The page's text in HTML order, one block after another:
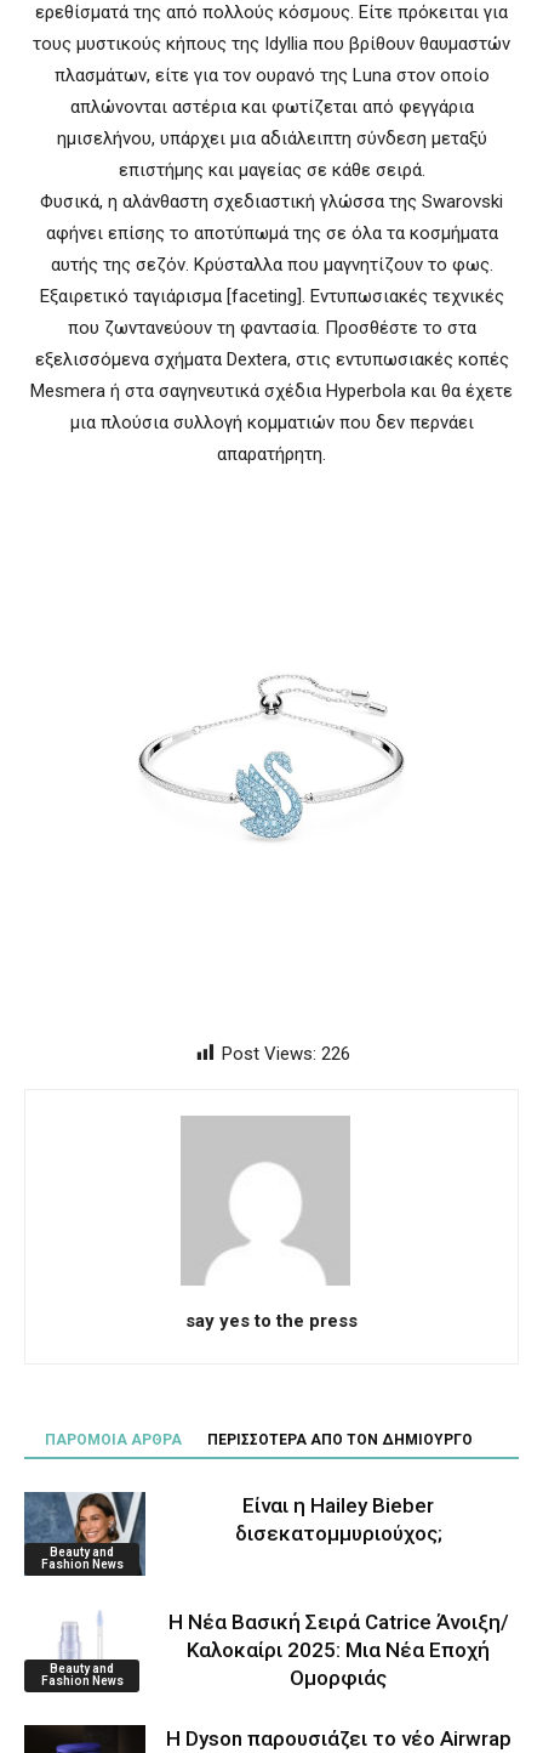
ερεθίσματά της από πολλούς κόσμους. Είτε πρόκειται για
τους μυστικούς κήπους της Idyllia που βρίθουν θαυμαστών
πλασμάτων, είτε για τον ουρανό της Luna στον οποίο
απλώνονται αστέρια και φωτίζεται από φεγγάρια
ημισελήνου, υπάρχει μια αδιάλειπτη σύνδεση μεταξύ
επιστήμης και μαγείας σε κάθε σειρά.
Φυσικά, η αλάνθαστη σχεδιαστική γλώσσα της Swarovski
αφήνει επίσης το αποτύπωμά της σε όλα τα κοσμήματα
αυτής της σεζόν. Κρύσταλλα που μαγνητίζουν το φως.
Εξαιρετικό ταγιάρισμα [faceting]. Εντυπωσιακές τεχνικές
που ζωντανεύουν τη φαντασία. Προσθέστε το στα
εξελισσόμενα σχήματα Dextera, στις εντυπωσιακές κοπές
Mesmera ή στα σαγηνευτικά σχέδια Hyperbola και θα έχετε
μια πλούσια συλλογή κομματιών που δεν περνάει
απαρατήρητη.
Post Views: 226
say yes to the press
ΠΑΡΟΜΟΙΑ ΑΡΘΡΑ ΠΕΡΙΣΣΟΤΕΡΑ ΑΠΟ ΤΟΝ ΔΗΜΙΟΥΡΓΟ
Beauty and
Fashion News
Είναι η Hailey Bieber
δισεκατομμυριούχος;
Beauty and
Fashion News
Η Νέα Βασική Σειρά Catrice Άνοιξη/
Καλοκαίρι 2025: Μια Νέα Εποχή
Ομορφιάς
Η Dyson παρουσιάζει το νέο Airwrap